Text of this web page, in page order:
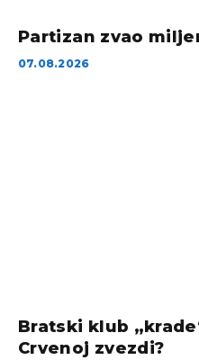
Partizan zvao
07.08.2026
Bratski klub
Crvenoj zvezdi?